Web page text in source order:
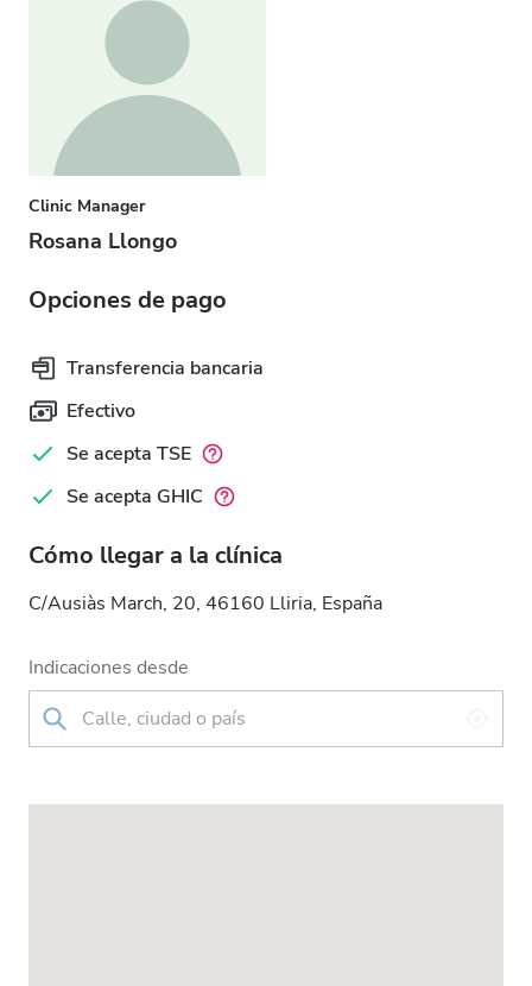
Clinic Manager
Rosana Llongo
Opciones de pago
Transferencia bancaria
Efectivo
Se acepta TSE
Se acepta GHIC
Cómo llegar a la clínica
C/Ausiàs March, 20, 46160 Lliria, España
Indicaciones desde